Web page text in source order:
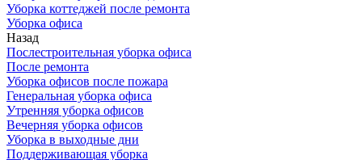
Уборка коттеджей после ремонта
Уборка офиса
Назад
Послестроительная уборка офиса
После ремонта
Уборка офисов после пожара
Генеральная уборка офиса
Утренняя уборка офисов
Вечерняя уборка офисов
Уборка в выходные дни
Поддерживающая уборка